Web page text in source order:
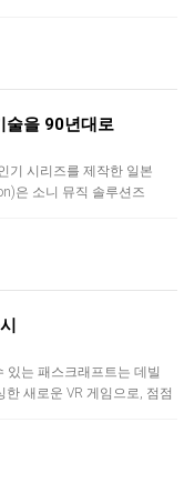
술을 90년대로
기 시리즈를 제작한 일본
은 소니 뮤직 솔루션즈
있는 패스크래프트는 데빌
새로운 VR 게임으로, 점점